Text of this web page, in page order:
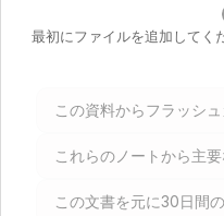
最初にファイルを追加して
この資料からフラッシ
これらのノートから主
この文書を元に30日間